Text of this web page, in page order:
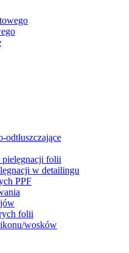
odtłuszczające
pielęgnacji folii
w detailingu
PPF
folii
wosków